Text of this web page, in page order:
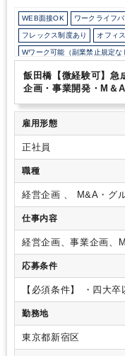
り取りは、主にチャッ
ます。出社時間や勤務場
シブルな働き方が出来
下の部署で裁量を持っ
ート勤務、フレックス
・キャリアパスが豊富（
WEB面接OK ワークライフ
フレックス制度あり オフィ
Wワーク可能（副業禁止規定な
年間休日120日以上
飯田橋【微経験可】急
企画・事業開発・M＆
雇用形態
正社員
職種
経営企画 、
仕事内容
経営企画、事業企画、
状では、M＆A関連の
ます。また、グループ
ございます。
■新規事
立て直し ※関東圏の案
張が数回発生する可能
応募条件
【必須条件】 ・四大
画などの業務に興味が
トアップやビジネス変
規性の高い業務に取り
は転居予定の方）
勤務地
東京都新宿区